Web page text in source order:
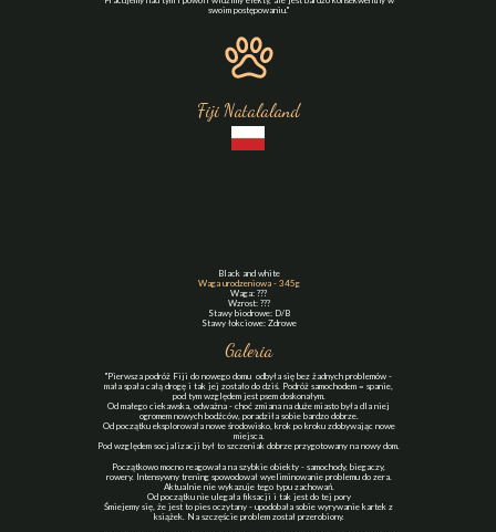
"Pierwsza podróż Fiji do nowego domu odbyła się bez żadnych problemów -
mała spała całą drogę i tak jej zostało do dziś. Podróż samochodem = spanie,
pod tym względem jest psem doskonałym.
Od małego ciekawska, odważna - choć zmiana na duże miasto była dla niej
ogromem nowych bodźców, poradziła sobie bardzo dobrze.
Od początku eksplorowała nowe środowisko, krok po kroku zdobywając nowe
miejsca.
Pod względem socjalizacji był to szczeniak dobrze przygotowany na nowy dom.
Początkowo mocno reagowała na szybkie obiekty - samochody, biegaczy,
rowery. Intensywny trening spowodował wyeliminowanie problemu do zera.
Aktualnie nie wykazuje tego typu zachowań.
Od początku nie ulegała fiksacji i tak jest do tej pory
Śmiejemy się, że jest to pies oczytany - upodobała sobie wyrywanie kartek z
książek. Na szczęście problem został przerobiony.
Galeria
Black and white
Waga urodzeniowa - 345g
Waga: ???
Wzrost: ???
Stawy biodrowe: D/B
Stawy łokciowe: Zdrowe
Fiji Natalaland
swoim postępowaniu."